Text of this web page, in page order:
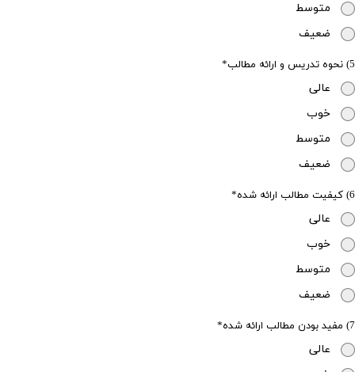
متوسط
ضعیف
5) نحوه تدریس و ارائه مطالب
عالی
خوب
متوسط
ضعیف
6) کیفیت مطالب ارائه شده
عالی
خوب
متوسط
ضعیف
7) مفید بودن مطالب ارائه شده
عالی